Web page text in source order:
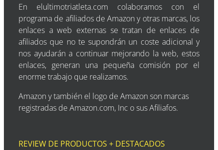
En elultimotriatleta.com colaboramos con el
programa de afiliados de Amazon y otras marcas, los
enlaces a web externas se tratan de enlaces de
afiliados que no te supondrán un coste adicional y
nos ayudarán a continuar mejorando la web, estos
enlaces, generan una pequeña comisión por el
enorme trabajo que realizamos.
Amazon y también el logo de Amazon son marcas
registradas de Amazon.com, Inc o sus Afiliafos.
REVIEW DE PRODUCTOS + DESTACADOS